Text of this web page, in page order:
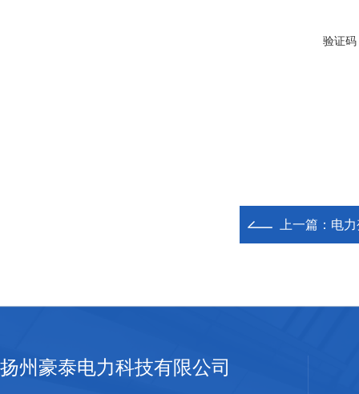
验证码
上一篇： 电
扬州豪泰电力科技有限公司